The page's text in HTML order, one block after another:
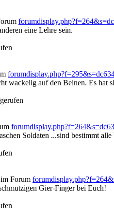
eine Lehre sein.
wackelig auf den Beinen. Es hat
Soldaten ...sind bestimmt
im Forum
Gier-Finger bei Euch!